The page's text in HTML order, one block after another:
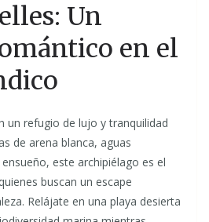
Un
en el
un refugio de lujo y tranquilidad
de arena blanca, aguas
este archipiélago es el
buscan un escape
Relájate en una playa desierta